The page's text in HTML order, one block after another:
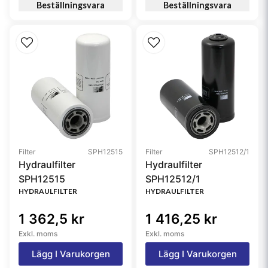
Beställningsvara
Beställningsvara
Filter SPH12515
Hydraulfilter
SPH12515
HYDRAULFILTER
1 362,5 kr
Exkl. moms
Lägg I Varukorgen
Filter SPH12512/1
Hydraulfilter
SPH12512/1
HYDRAULFILTER
1 416,25 kr
Exkl. moms
Lägg I Varukorgen